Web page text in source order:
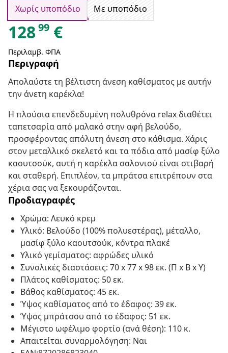
Χωρίς υποπόδιο
Με υποπόδιο
12899 €
Περιλαμβ. ΦΠΑ
Περιγραφή
Απολαύστε τη βέλτιστη άνεση καθίσματος με αυτήν
την άνετη καρέκλα!
Η πλούσια επενδεδυμένη πολυθρόνα relax διαθέτει
ταπετσαρία από μαλακό στην αφή βελούδο,
προσφέροντας απόλυτη άνεση στο κάθισμα. Χάρις
στον μεταλλικό σκελετό και τα πόδια από μασίφ ξύλο
καουτσούκ, αυτή η καρέκλα σαλονιού είναι στιβαρή
και σταθερή. Επιπλέον, τα μπράτσα επιτρέπουν στα
χέρια σας να ξεκουράζονται.
Προδιαγραφές
Χρώμα: Λευκό κρεμ
Υλικό: Βελούδο (100% πολυεστέρας), μέταλλο,
μασίφ ξύλο καουτσούκ, κόντρα πλακέ
Υλικό γεμίσματος: αφρώδες υλικό
Συνολικές διαστάσεις: 70 x 77 x 98 εκ. (Π x Β x Υ)
Πλάτος καθίσματος: 50 εκ.
Βάθος καθίσματος: 45 εκ.
Ύψος καθίσματος από το έδαφος: 39 εκ.
Ύψος μπράτσου από το έδαφος: 51 εκ.
Μέγιστο ωφέλιμο φορτίο (ανά θέση): 110 κ.
Απαιτείται συναρμολόγηση: Ναι